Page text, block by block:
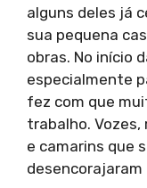
alguns deles já
sua pequena
obras. No início
especialmente
fez com que
trabalho.
e camarins que